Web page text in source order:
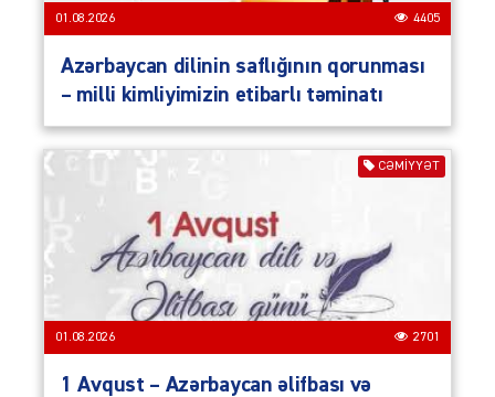
01.08.2026 4405
Azərbaycan dilinin saflığının qorunması
– milli kimliyimizin etibarlı təminatı
CƏMIYYƏT
01.08.2026 2701
1 Avqust – Azərbaycan əlifbası və